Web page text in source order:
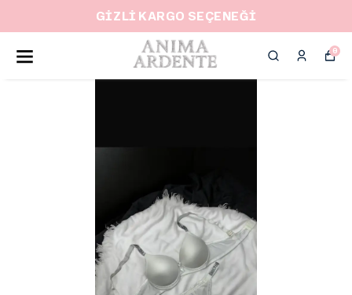
GİZLİ KARGO SEÇENEĞİ
0